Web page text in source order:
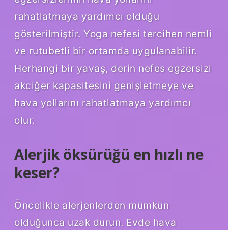
rahatlatmaya yardımcı olduğu
gösterilmiştir. Yoga nefesi tercihen nemli
ve rutubetli bir ortamda uygulanabilir.
Herhangi bir yavaş, derin nefes egzersizi
akciğer kapasitesini genişletmeye ve
hava yollarını rahatlatmaya yardımcı
olur.
Alerjik öksürüğü en hızlı ne
keser?
Öncelikle alerjenlerden mümkün
olduğunca uzak durun. Evde hava